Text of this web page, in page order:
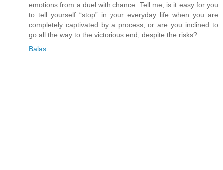
emotions from a duel with chance. Tell me, is it easy for you
to tell yourself “stop” in your everyday life when you are
completely captivated by a process, or are you inclined to
go all the way to the victorious end, despite the risks?
Balas